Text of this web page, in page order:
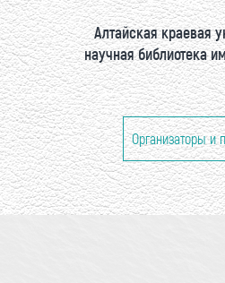
Алтайская краевая
научная библиотека
Организаторы и